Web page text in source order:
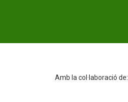
Amb la col·laboració de: